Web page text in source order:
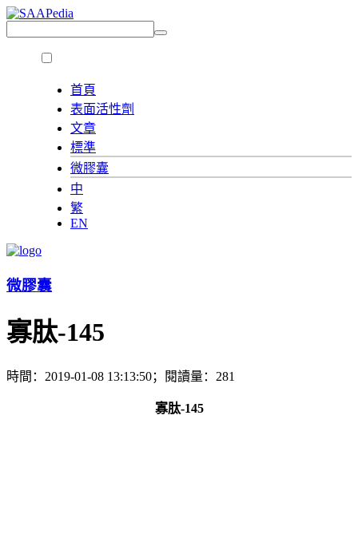
首頁
表面活性劑
文章
標準
微膠囊
中
繁
EN
微膠囊
寡肽-145
時間：2019-01-08 13:13:50；閱讀量：281
寡肽-145